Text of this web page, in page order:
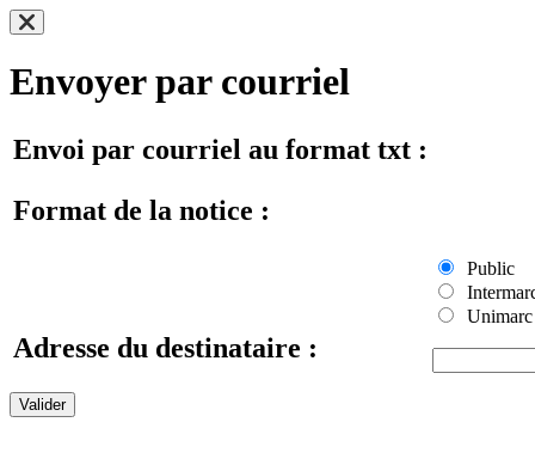
Envoyer par courriel
Envoi par courriel au format txt :
Format de la notice :
Public
Unimarc
Adresse du destinataire :